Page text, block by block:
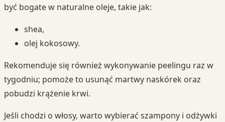
być bogate w naturalne oleje, takie jak:
shea,
olej kokosowy.
Rekomenduje się również wykonywanie peelingu raz w
tygodniu; pomoże to usunąć martwy naskórek oraz
pobudzi krążenie krwi.
Jeśli chodzi o włosy, warto wybierać szampony i odżywki